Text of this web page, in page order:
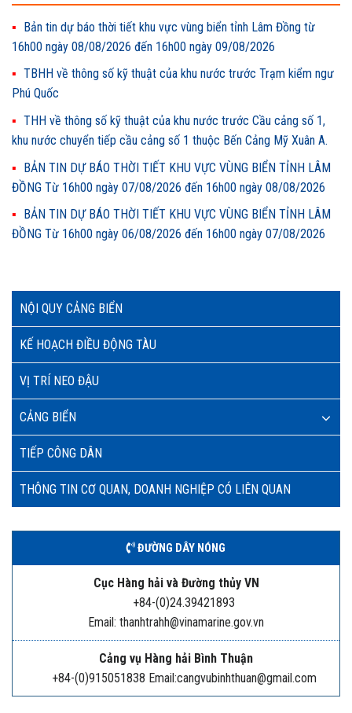
NỘI QUY CẢNG BIỂN
KẾ HOẠCH ĐIỀU ĐỘNG TÀU
VỊ TRÍ NEO ĐẬU
CẢNG BIỂN
TIẾP CÔNG DÂN
THÔNG TIN CƠ QUAN, DOANH NGHIỆP CÓ LIÊN QUAN
ĐƯỜNG DÂY NÓNG
Cục Hàng hải và Đường thủy VN
+84-(0)24.39421893
Email: thanhtrahh@vinamarine.gov.vn
Cảng vụ Hàng hải Bình Thuận
+84-(0)915051838 Email:cangvubinhthuan@gmail.com
Bản tin dự báo thời tiết khu vực vùng biển tỉnh Lâm Đồng từ
16h00 ngày 08/08/2026 đến 16h00 ngày 09/08/2026
TBHH về thông số kỹ thuật của khu nước trước Trạm kiểm ngư
Phú Quốc
THH về thông số kỹ thuật của khu nước trước Cầu cảng số 1,
khu nước chuyển tiếp cầu cảng số 1 thuộc Bến Cảng Mỹ Xuân A.
BẢN TIN DỰ BÁO THỜI TIẾT KHU VỰC VÙNG BIỂN TỈNH LÂM
ĐỒNG Từ 16h00 ngày 07/08/2026 đến 16h00 ngày 08/08/2026
BẢN TIN DỰ BÁO THỜI TIẾT KHU VỰC VÙNG BIỂN TỈNH LÂM
ĐỒNG Từ 16h00 ngày 06/08/2026 đến 16h00 ngày 07/08/2026